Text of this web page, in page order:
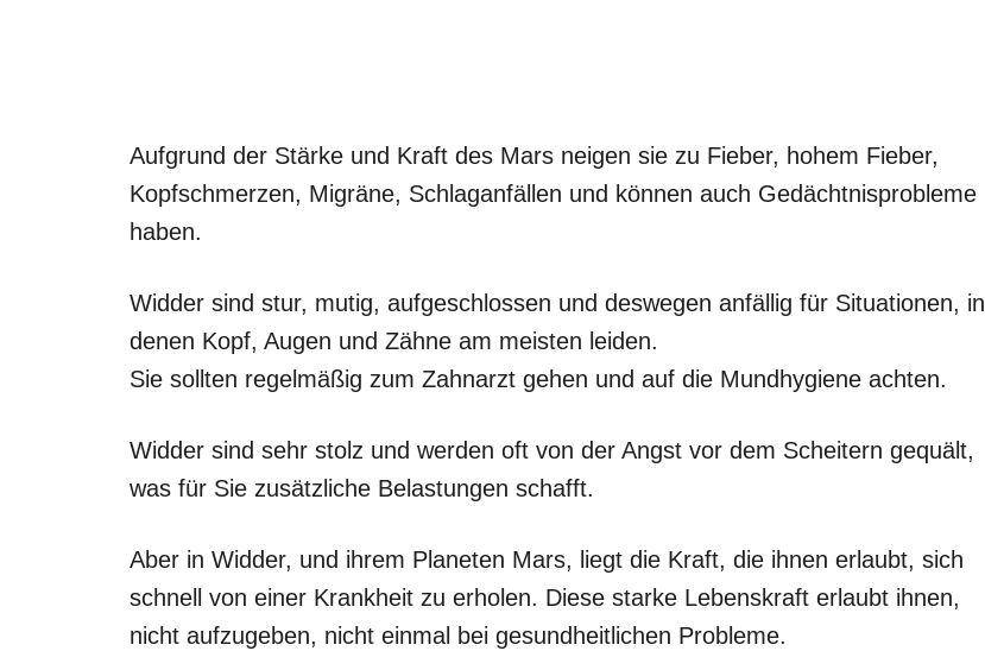
Aufgrund der Stärke und Kraft des Mars neigen sie zu Fieber, hohem Fieber,
Kopfschmerzen, Migräne, Schlaganfällen und können auch Gedächtnisprobleme
haben.
Widder sind stur, mutig, aufgeschlossen und deswegen anfällig für Situationen, in
denen Kopf, Augen und Zähne am meisten leiden.
Sie sollten regelmäßig zum Zahnarzt gehen und auf die Mundhygiene achten.
Widder sind sehr stolz und werden oft von der Angst vor dem Scheitern gequält,
was für Sie zusätzliche Belastungen schafft.
Aber in Widder, und ihrem Planeten Mars, liegt die Kraft, die ihnen erlaubt, sich
schnell von einer Krankheit zu erholen. Diese starke Lebenskraft erlaubt ihnen,
nicht aufzugeben, nicht einmal bei gesundheitlichen Probleme.